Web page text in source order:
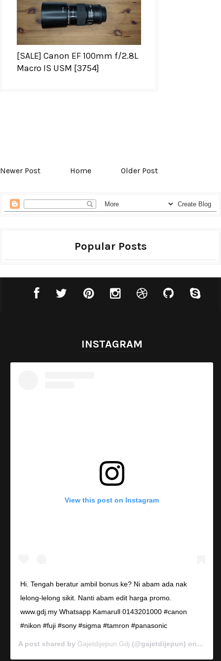
[SALE] Canon EF 100mm f/2.8L
Macro IS USM [3754]
Newer Post Home Older Post
Popular Posts
INSTAGRAM
View this post on Instagram
Hi. Tengah beratur ambil bonus ke? Ni abam ada nak
lelong-lelong sikit. Nanti abam edit harga promo.
www.gdj.my Whatsapp Kamarull 0143201000 #canon
#nikon #fuji #sony #sigma #tamron #panasonic
A post shared by Gajetdijepun Gdj (@gajetdijepun) on Jan 7,